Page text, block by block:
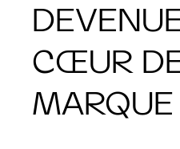
CŒUR
MARQUE